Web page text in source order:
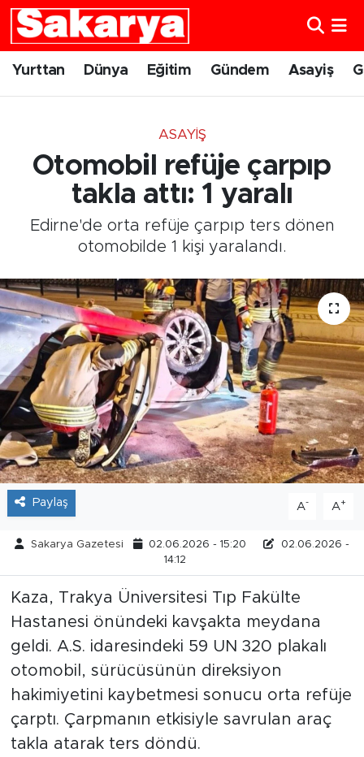
Yurttan Dünya Eğitim Gündem Asayiş
ASAYIŞ
Otomobil refüje çarpıp
takla attı: 1 yaralı
Edirne'de orta refüje çarpıp ters dönen
otomobilde 1 kişi yaralandı.
Paylaş A- A+
Sakarya Gazetesi 02.06.2026 - 15:20
02.06.2026 -
14:12
Kaza, Trakya Üniversitesi Tıp Fakülte
Hastanesi önündeki kavşakta meydana
geldi. A.S. idaresindeki 59 UN 320 plakalı
otomobil, sürücüsünün direksiyon
hakimiyetini kaybetmesi sonucu orta refüje
çarptı. Çarpmanın etkisiyle savrulan araç
takla atarak ters döndü.
Yurttan
Gündem
Eskişehirspor
Sağlık
Kültür Sanat
Tarihçe
Resmi İlanlar
Söyleşi
Foto Şaka
Politika
Eskişehir Nöbetçi Eczaneler
Eskişehir Namaz Vakitleri
Eskişehir Trafik Yoğunluk Haritası
Süper Lig Puan Durumu ve Fikstür
Son Dakika Haberleri
Haber Arşivi